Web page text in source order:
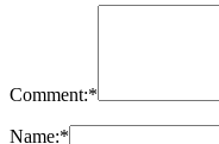
Comment:*
Name:*